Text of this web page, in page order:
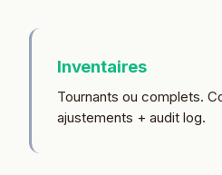
Inventaires
Tournants ou complets.
ajustements + audit log.